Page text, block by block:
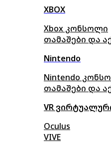
XBOX
Xbox კონსოლი
თამაშები და
Nintendo
Nintendo
თამაშები და
VR
Oculus
VIVE